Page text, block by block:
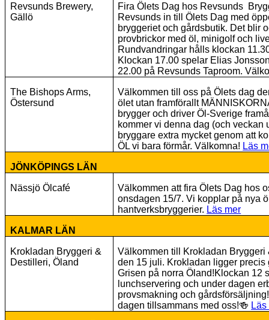
Revsunds Brewery,
Gällö
Fira Ölets Dag hos Revsunds
Revsunds in till Ölets Dag med
bryggeriet och gårdsbutik. Det blir
provbrickor med öl, minigolf och
Rundvandringar hålls klockan
Klockan 17.00 spelar Elias
22.00 på Revsunds Taproom.
The Bishops Arms,
Östersund
Välkommen till oss på Ölets dag
ölet utan framförallt
brygger och driver Öl-Sverige
kommer vi denna dag (och veckan
bryggare extra mycket genom att
ÖL vi bara förmår. Välkomna! Läs
JÖNKÖPINGS LÄN
Nässjö Ölcafé
Välkommen att fira Ölets Dag hos
onsdagen 15/7. Vi kopplar på nya
hantverksbryggerier. Läs mer
KALMAR LÄN
Krokladan Bryggeri &
Destilleri, Öland
Välkommen till Krokladan
den 15 juli. Krokladan ligger precis
Grisen på norra Öland!Klockan 12
lunchservering och under dagen
provsmakning och
dagen tillsammans med oss!🍻